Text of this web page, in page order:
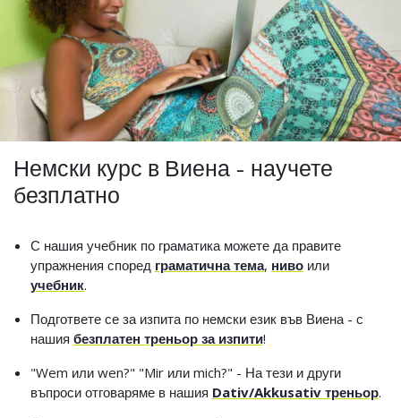
Немски курс в Виена - научете
безплатно
С нашия учебник по граматика можете да правите
упражнения според граматична тема, нивоили
учебник.
Подгответе се за изпита по немски език във Виена - с
нашия безплатен треньор за изпити!
"Wem или wen?" "Mir или mich?" - На тези и други
въпроси отговаряме в нашия Dativ/Akkusativ треньор.